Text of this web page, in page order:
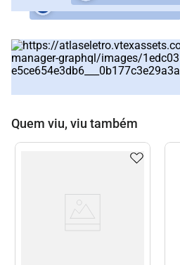
Vidro interno do forno removível
Quem viu, viu também